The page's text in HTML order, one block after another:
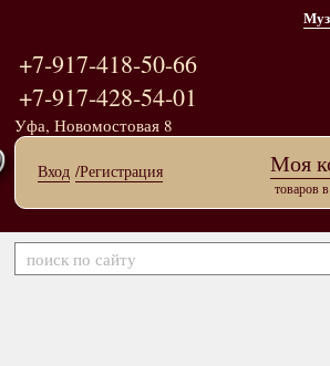
+7-917-418-50-66
+7-917-428-54-01
Уфа, Новомостовая 8
Вход /Регистрация Моя
товаров